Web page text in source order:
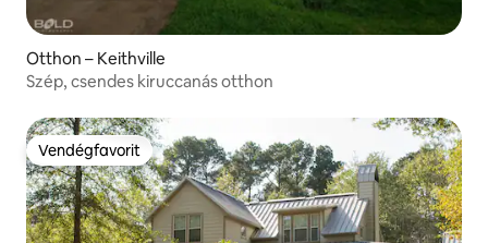
Otthon – Keithville
Szép, csendes kiruccanás otthon
Vendégfavorit
Vendégfavorit